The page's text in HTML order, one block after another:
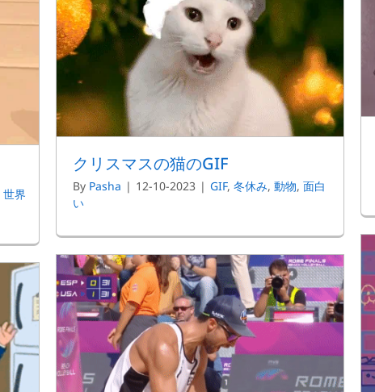
クリスマスの猫のGIF
By Pasha | 12-10-2023 | GIF, 冬休み, 動物, 面白
い
世界